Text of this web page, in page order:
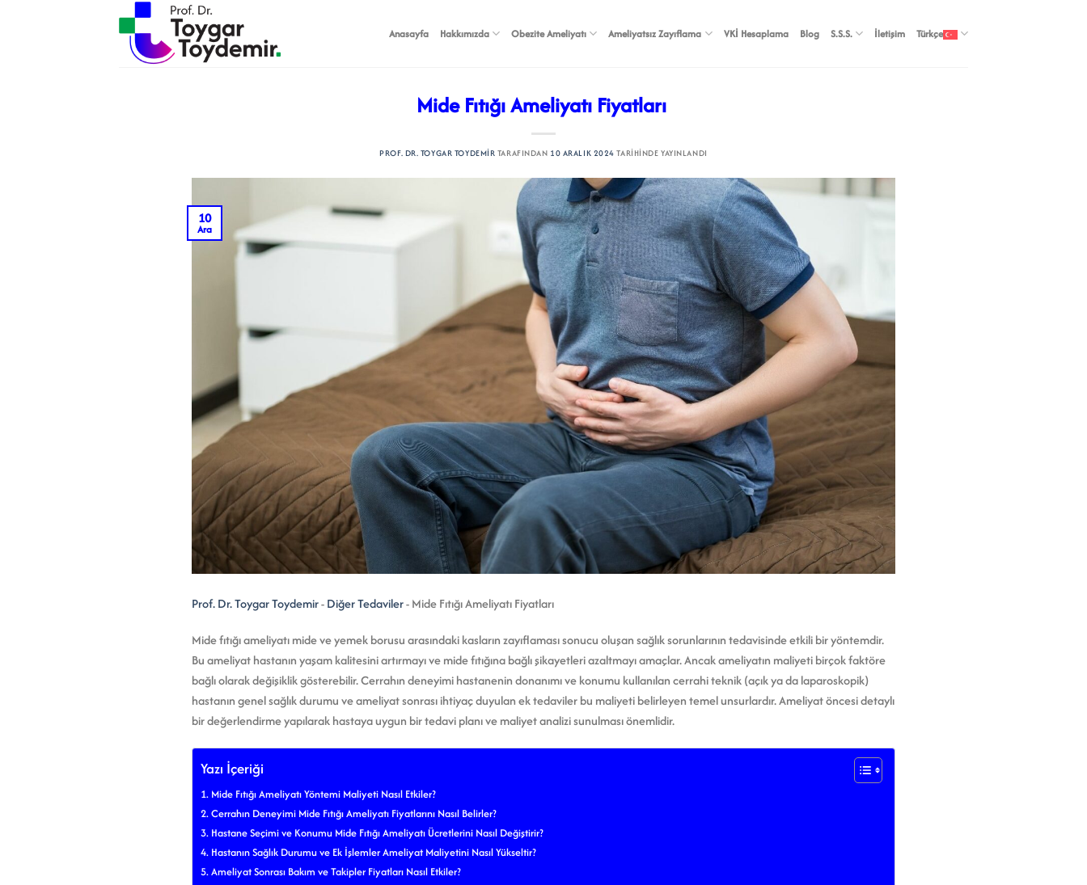
Anasayfa Hakkımızda Obezite Ameliyatı Ameliyatsız Zayıflama VKİ Hesaplama Blog S.S.S. İletişim Türkçe
Mide Fıtığı Ameliyatı Fiyatları
PROF. DR. TOYGAR TOYDEMIR TARAFINDAN 10 ARALIK 2024 TARIHINDE YAYINLANDI
10
Ara
Prof. Dr. Toygar Toydemir-Diğer Tedaviler-Mide Fıtığı Ameliyatı Fiyatları
Mide fıtığı ameliyatı mide ve yemek borusu arasındaki kasların zayıflaması sonucu oluşan sağlık sorunlarının tedavisinde etkili bir yöntemdir.
Bu ameliyat hastanın yaşam kalitesini artırmayı ve mide fıtığına bağlı şikayetleri azaltmayı amaçlar. Ancak ameliyatın maliyeti birçok faktöre
bağlı olarak değişiklik gösterebilir. Cerrahın deneyimi hastanenin donanımı ve konumu kullanılan cerrahi teknik (açık ya da laparoskopik)
hastanın genel sağlık durumu ve ameliyat sonrası ihtiyaç duyulan ek tedaviler bu maliyeti belirleyen temel unsurlardır. Ameliyat öncesi detaylı
bir değerlendirme yapılarak hastaya uygun bir tedavi planı ve maliyet analizi sunulması önemlidir.
Yazı İçeriği
Mide Fıtığı Ameliyatı Yöntemi Maliyeti Nasıl Etkiler?
Cerrahın Deneyimi Mide Fıtığı Ameliyatı Fiyatlarını Nasıl Belirler?
Hastane Seçimi ve Konumu Mide Fıtığı Ameliyatı Ücretlerini Nasıl Değiştirir?
Hastanın Sağlık Durumu ve Ek İşlemler Ameliyat Maliyetini Nasıl Yükseltir?
Ameliyat Sonrası Bakım ve Takipler Fiyatları Nasıl Etkiler?